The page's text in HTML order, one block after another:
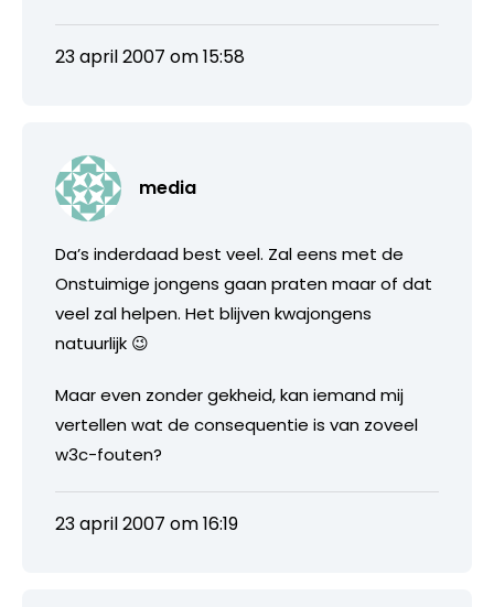
23 april 2007 om 15:58
media
Da’s inderdaad best veel. Zal eens met de
Onstuimige jongens gaan praten maar of dat
veel zal helpen. Het blijven kwajongens
natuurlijk 😉
Maar even zonder gekheid, kan iemand mij
vertellen wat de consequentie is van zoveel
w3c-fouten?
23 april 2007 om 16:19